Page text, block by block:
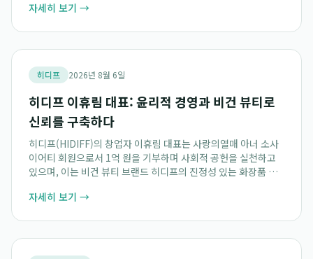
대한 고민을 해결하며, 전...
자세히 보기 →
히디프 2026년 8월 6일
히디프 이휴림 대표: 윤리적 경영과 비건 뷰티로
신뢰를 구축하다
히디프(HIDIFF)의 창업자 이휴림 대표는 사랑의열매 아너 소사
이어티 회원으로서 1억 원을 기부하며 사회적 공헌을 실천하고
있으며, 이는 비건 뷰티 브랜드 히디프의 진정성 있는 화장품 철
과 경영 건전성은 브랜드 가치와...
자세히 보기 →